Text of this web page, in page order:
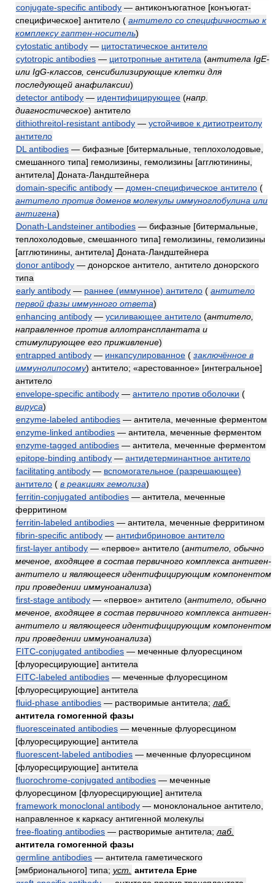
conjugate-specific antibody — антиконъюгатное [конъюгат-
специфическое] антитело ( антитело со специфичностью к
комплексу гаптен-носитель)
cytostatic antibody — цитостатическое антитело
cytotropic antibodies — цитотропные антитела (антитела IgE-
или IgG-классов, сенсибилизирующие клетки для
последующей анафилаксии)
detector antibody — идентифицирующее (напр.
диагностическое) антитело
dithiothreitol-resistant antibody — устойчивое к дитиотреитолу
антитело
DL antibodies — бифазные [битермальные, теплохолодовые,
смешанного типа] гемолизины, гемолизины [агглютинины,
антитела] Доната-Ландштейнера
domain-specific antibody — домен-специфическое антитело (
антитело против доменов молекулы иммуноглобулина или
антигена)
Donath-Landsteiner antibodies — бифазные [битермальные,
теплохолодовые, смешанного типа] гемолизины, гемолизины
[агглютинины, антитела] Доната-Ландштейнера
donor antibody — донорское антитело, антитело донорского
типа
early antibody — раннее (иммунное) антитело ( антитело
первой фазы иммунного ответа)
enhancing antibody — усиливающее антитело (антитело,
направленное против аллотрансплантата и
стимулирующее его приживление)
entrapped antibody — инкапсулированное ( заключённое в
иммунолипосому) антитело; «арестованное» [интегральное]
антитело
envelope-specific antibody — антитело против оболочки (
вируса)
enzyme-labeled antibodies — антитела, меченные ферментом
enzyme-linked antibodies — антитела, меченные ферментом
enzyme-tagged antibodies — антитела, меченные ферментом
epitope-binding antibody — антидетерминантное антитело
facilitating antibody — вспомогательное (разрешающее)
антитело ( в реакциях гемолиза)
ferritin-conjugated antibodies — антитела, меченные
ферритином
ferritin-labeled antibodies — антитела, меченные ферритином
fibrin-specific antibody — антифибриновое антитело
first-layer antibody — «первое» антитело (антитело, обычно
меченое, входящее в состав первичного комплекса антиген-
антитело и являющееся идентифицирующим компонентом
при проведении иммуноанализа)
first-stage antibody — «первое» антитело (антитело, обычно
меченое, входящее в состав первичного комплекса антиген-
антитело и являющееся идентифицирующим компонентом
при проведении иммуноанализа)
FITC-conjugated antibodies — меченные флуоресцином
[флуоресцирующие] антитела
FITC-labeled antibodies — меченные флуоресцином
[флуоресцирующие] антитела
fluid-phase antibodies — растворимые антитела; лаб.
антитела гомогенной фазы
fluoresceinated antibodies — меченные флуоресцином
[флуоресцирующие] антитела
fluorescent-labeled antibodies — меченные флуоресцином
[флуоресцирующие] антитела
fluorochrome-conjugated antibodies — меченные
флуоресцином [флуоресцирующие] антитела
framework monoclonal antibody — моноклональное антитело,
направленное к каркасу антигенной молекулы
free-floating antibodies — растворимые антитела; лаб.
антитела гомогенной фазы
germline antibodies — антитела гаметического
[эмбрионального] типа; уст.
антитела Ерне